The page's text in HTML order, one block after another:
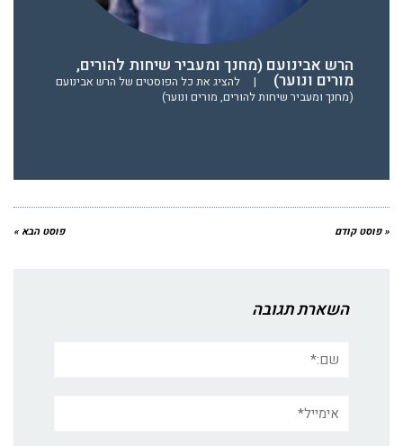
הרש אבינועם (מחנך ומעביר שיחות להורים,
מורים ונוער) |
להציג את כל הפוסטים של הרש אבינועם
(מחנך ומעביר שיחות להורים, מורים ונוער)
« פוסט קודם פוסט הבא »
השארת תגובה